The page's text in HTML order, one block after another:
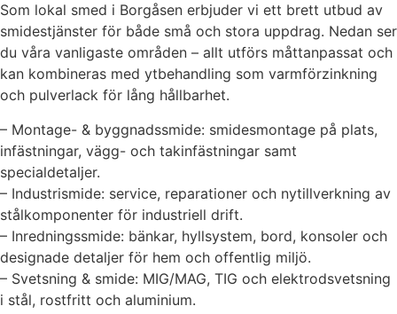
Som lokal smed i Borgåsen erbjuder vi ett brett utbud av
smidestjänster för både små och stora uppdrag. Nedan ser
du våra vanligaste områden – allt utförs måttanpassat och
kan kombineras med ytbehandling som varmförzinkning
och pulverlack för lång hållbarhet.
– Montage- & byggnadssmide: smidesmontage på plats,
infästningar, vägg- och takinfästningar samt
specialdetaljer.
– Industrismide: service, reparationer och nytillverkning av
stålkomponenter för industriell drift.
– Inredningssmide: bänkar, hyllsystem, bord, konsoler och
designade detaljer för hem och offentlig miljö.
– Svetsning & smide: MIG/MAG, TIG och elektrodsvetsning
i stål, rostfritt och aluminium.